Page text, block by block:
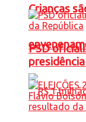
Crianças
PSD